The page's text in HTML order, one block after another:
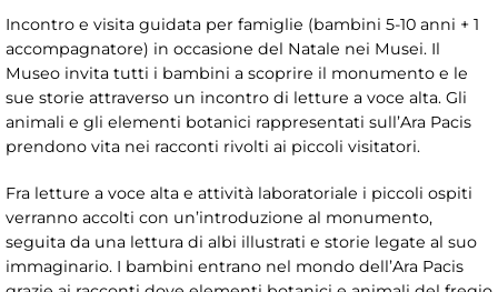
Incontro e visita guidata per famiglie (bambini 5-10 anni + 1
accompagnatore) in occasione del Natale nei Musei. Il
Museo invita tutti i bambini a scoprire il monumento e le
sue storie attraverso un incontro di letture a voce alta. Gli
animali e gli elementi botanici rappresentati sull’Ara Pacis
prendono vita nei racconti rivolti ai piccoli visitatori.
Fra letture a voce alta e attività laboratoriale i piccoli ospiti
verranno accolti con un’introduzione al monumento,
seguita da una lettura di albi illustrati e storie legate al suo
immaginario. I bambini entrano nel mondo dell’Ara Pacis